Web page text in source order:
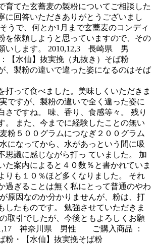
育てた玄蕎麦の製粉についてご相談した
に回答いただきありがとうございまし
うで、何とか1月まで玄蕎麦のコンディ
を依頼しようと思っていますので、その
いします。 2010,12,3 長崎県 男
水仙】抜実挽（丸抜き）そば粉
、製粉の違いで違った姿になるのはそば
打って食べました。美味しくいただきま
ですが、製粉の違いで全く違った姿に
さですね。 味、香り、食感等々。 残り
。 また、今までに経験したことの無い
粉５００グラムにつなぎ２００グラム
になってから、水があっという間に吸
思議に感じながら打っ ていました。 加
た案内によると４０数％と書かれていま
りも１０％ほど多くなりました。 それ
過ぎることは無く私にとって普通のやわ
原因なのか分かりませんが、粉は、打
したものです。 勉強させていただきま
取引でしたが、今後ともよろしくお願
神奈川県 男性 ご購入商品 ：
粉・【水仙】抜実挽そば粉